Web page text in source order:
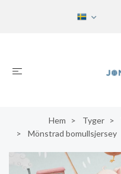
Hem Tyger
Mönstrad bomullsjersey